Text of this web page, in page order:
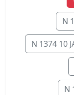
N
N 1374 10
N